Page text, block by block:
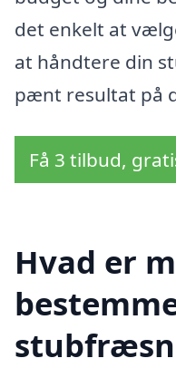
det enkelt at
at håndtere din
pænt resultat på
Få 3 tilbud,
Hvad er